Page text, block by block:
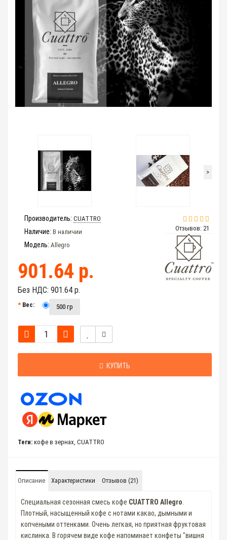
>
Отзывов: 21
Производитель: CUATTRO
Наличие: В наличии
Модель: Allegro
901.64 р.
Без НДС: 901.64 р.
Вес: 500 гр
КУПИТЬ
Теги: кофе в зернах, CUATTRO
Описание Характеристики Отзывов (21)
Специальная сезонная смесь кофе CUATTRO Allegro
Плотный, насыщенный кофе с нотами какао, дымными и
копчеными оттенками. Очень легкая, но приятная фруктовая
кислинка. В горячем виде кофе напоминает конфеты "вишня